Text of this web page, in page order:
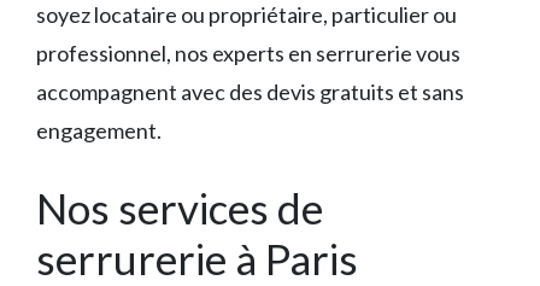
soyez locataire ou propriétaire, particulier ou
professionnel, nos experts en serrurerie vous
accompagnent avec des devis gratuits et sans
engagement.
Nos services de
serrurerie à Paris